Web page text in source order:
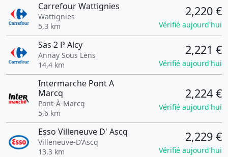
Carrefour Wattignies
Wattignies
5,3 km
2,220 €
Vérifié aujourd'hui
Sas 2 P Alcy
Annay Sous Lens
14,4 km
2,221 €
Vérifié aujourd'hui
Intermarche Pont A
Marcq
Pont-À-Marcq
5,6 km
2,224 €
Vérifié aujourd'hui
Esso Villeneuve D' Ascq
Villeneuve-D'Ascq
13,3 km
2,229 €
Vérifié aujourd'hui